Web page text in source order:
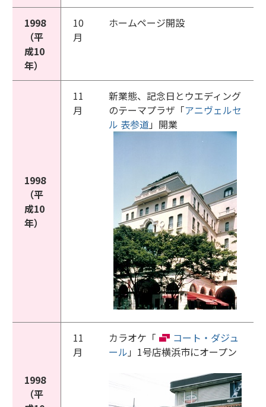
1998
（平
成10
年）
10
月
ホームページ開設
1998
（平
成10
年）
11
月
新業態、記念日とウエディング
のテーマプラザ「アニヴェルセ
ル 表参道」開業
1998
（平
11
月
カラオケ「
コート・ダジュ
ール 」1号店横浜市にオープン